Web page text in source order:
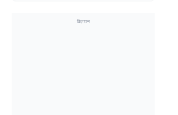
विज्ञापन